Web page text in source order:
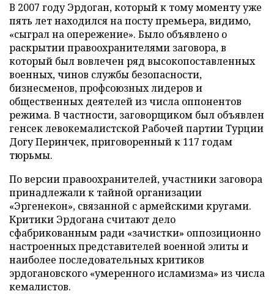
В 2007 году Эрдоган, который к тому моменту уже
пять лет находился на посту премьера, видимо,
«сыграл на опережение». Было объявлено о
раскрытии правоохранителями заговора, в
который был вовлечен ряд высокопоставленных
военных, чинов службы безопасности,
бизнесменов, профсоюзных лидеров и
общественных деятелей из числа оппонентов
режима. В частности, заговорщиком был объявлен
генсек левокемалистской Рабочей партии Турции
Догу Перинчек, приговоренный к 117 годам
тюрьмы.
По версии правоохранителей, участники заговора
принадлежали к тайной организации
«Эргенекон», связанной с армейскими кругами.
Критики Эрдогана считают дело
сфабрикованным ради «зачистки» оппозиционно
настроенных представителей военной элиты и
наиболее последовательных критиков
эрдогановского «умеренного исламизма» из числа
кемалистов.